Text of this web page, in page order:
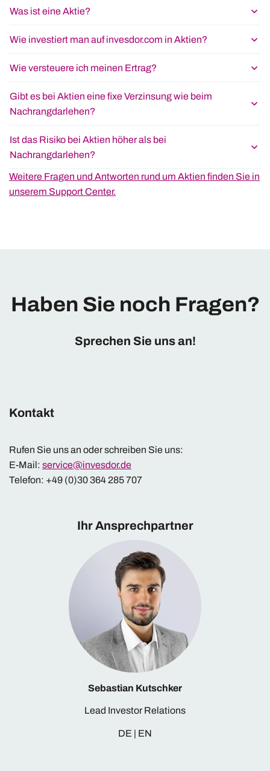
Was ist eine Aktie?
Wie investiert man auf invesdor.com in Aktien?
Wie versteuere ich meinen Ertrag?
Gibt es bei Aktien eine fixe Verzinsung wie beim
Nachrangdarlehen?
Ist das Risiko bei Aktien höher als bei
Nachrangdarlehen?
Weitere Fragen und Antworten rund um Aktien finden Sie in
unserem Support Center.
Haben Sie noch Fragen?
Sprechen Sie uns an!
Kontakt
Rufen Sie uns an oder schreiben Sie uns:
E-Mail: service@invesdor.de
Telefon: +49 (0)30 364 285 707
Ihr Ansprechpartner
Sebastian Kutschker
Lead Investor Relations
DE | EN